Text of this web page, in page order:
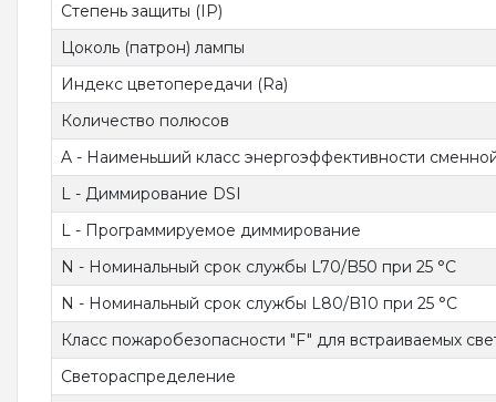
Степень защиты (IP)
Цоколь (патрон) лампы
Индекс цветопередачи (Ra)
Количество полюсов
A - Наименьший класс энергоэффективности
L - Диммирование DSI
L - Программируемое диммирование
N - Номинальный срок службы L70/B50 при 25 °C
N - Номинальный срок службы L80/B10 при 25 °C
Класс пожаробезопасности "F" для встраиваемых
Светораспределение